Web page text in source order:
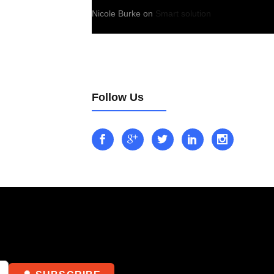
Nicole Burke on Smart solution
Follow Us